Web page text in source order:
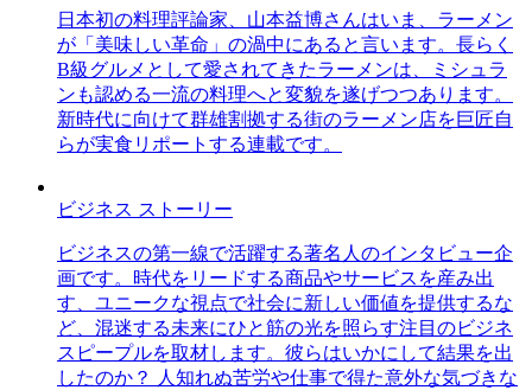
日本初の料理評論家、山本益博さんはいま、ラーメン
が「美味しい革命」の渦中にあると言います。長らく
B級グルメとして愛されてきたラーメンは、ミシュラ
ンも認める一流の料理へと変貌を遂げつつあります。
新時代に向けて群雄割拠する街のラーメン店を巨匠自
らが実食リポートする連載です。
ビジネス ストーリー
ビジネスの第一線で活躍する著名人のインタビュー企
画です。時代をリードする商品やサービスを産み出
す、ユニークな視点で社会に新しい価値を提供するな
ど、混迷する未来にひと筋の光を照らす注目のビジネ
スピープルを取材します。彼らはいかにして結果を出
したのか？ 人知れぬ苦労や仕事で得た意外な気づきな